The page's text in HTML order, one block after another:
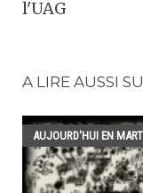
l'UAG
A LIRE AUSSI
AUJOURD'HUI EN